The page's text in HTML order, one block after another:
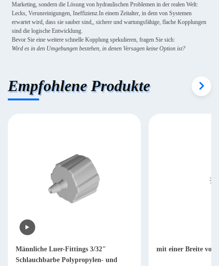
Marketing, sondern die Lösung von hydraulischen Problemen in der realen Welt:
Lecks, Verunreinigungen, Ineffizienz.In einem Zeitalter, in dem von Systemen
erwartet wird, dass sie sauber sind,, sichere und wartungsfähige, flache Kopplungen
sind die logische Entwicklung.
Bevor Sie eine weitere schnelle Kopplung spekulieren, fragen Sie sich:
Wird es in den Umgebungen bestehen, in denen Versagen keine Option ist?
Empfohlene Produkte
Männliche Luer-Fittings 3/32"
Schlauchbarbe Polypropylen- und
mit einer Breite von